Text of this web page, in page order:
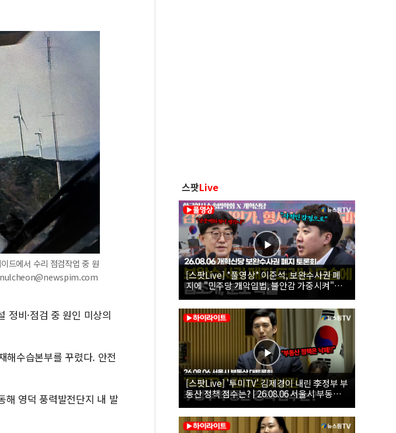
드에서 수리 점검작업 중 원
nulcheon@newspim.com
정비·점검 중 원인 미상의
해수습본부를 꾸렸다. 안전
해 영덕 풍력발전단지 내 발
스팟Live
[스팟Live] *풀영상* 이준석, 보완수사권 폐
지에 "민주당 개악입법, 불안감 가중시켜"｜
26.08.06 개혁신당 보완수사권 폐지 토론회
[스팟Live] '투미TV' 김제경이 내린 李정부 부
동산 정책 점수는? | 26.08.06 서울시 부동산
대토론회